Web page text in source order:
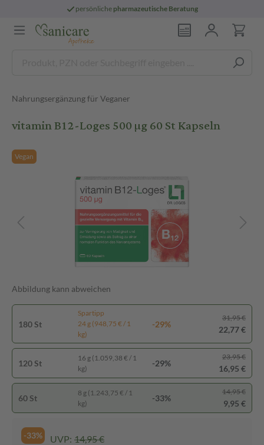
persönliche pharmazeutische Beratung
Nahrungsergänzung für Veganer
vitamin B12-Loges 500 µg 60 St Kapseln
Vegan
Abbildung kann abweichen
180 St
Spartipp
24 g (948,75 € / 1
kg)
-29%
31,95 €
22,77 €
120 St
16 g (1.059,38 € / 1
kg)
-29%
23,95 €
16,95 €
60 St
8 g (1.243,75 € / 1
kg)
-33%
14,95 €
9,95 €
-33% UVP: 14,95 €